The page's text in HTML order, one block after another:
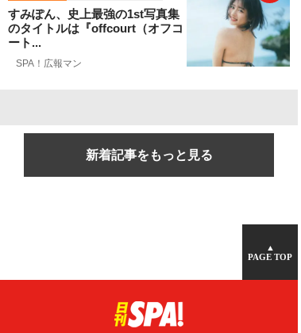
すみぽん、史上最強の1st写真集
のタイトルは『offcourt（オフコ
ート...
SPA！広報マン
新着記事をもっと見る
▲
PAGE TOP